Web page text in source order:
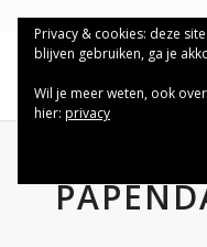
Privacy & cookies: deze
blijven gebruiken, ga je
Wil je meer weten, ook
hier: privacy